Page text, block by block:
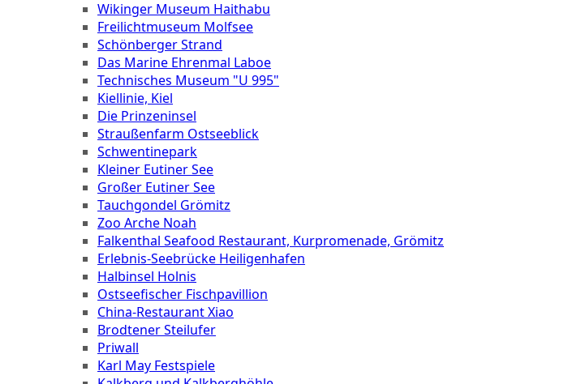
Wikinger Museum Haithabu
Freilichtmuseum Molfsee
Schönberger Strand
Das Marine Ehrenmal Laboe
Technisches Museum "U 995"
Kiellinie, Kiel
Die Prinzeninsel
Straußenfarm Ostseeblick
Schwentinepark
Kleiner Eutiner See
Großer Eutiner See
Tauchgondel Grömitz
Zoo Arche Noah
Falkenthal Seafood Restaurant, Kurpromenade, Grömitz
Erlebnis-Seebrücke Heiligenhafen
Halbinsel Holnis
Ostseefischer Fischpavillion
China-Restaurant Xiao
Brodtener Steilufer
Priwall
Karl May Festspiele